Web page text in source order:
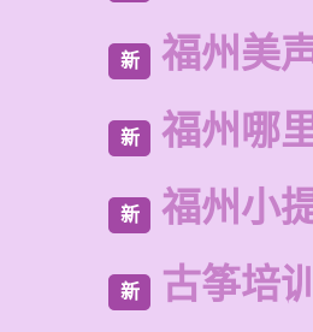
新 福州美
新 福州哪
新 福州小
新 古筝培